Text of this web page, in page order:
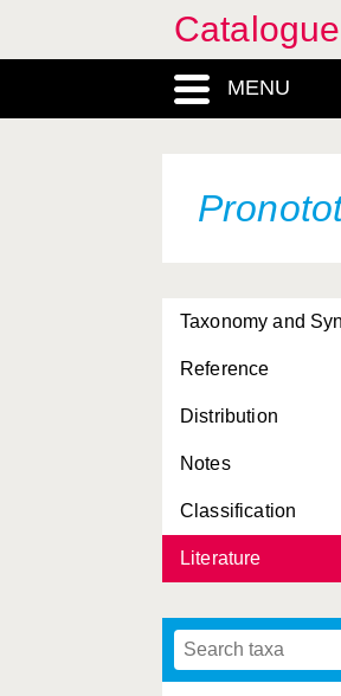
MENU
Taxonomy and
Reference
Distribution
Notes
Classification
Literature